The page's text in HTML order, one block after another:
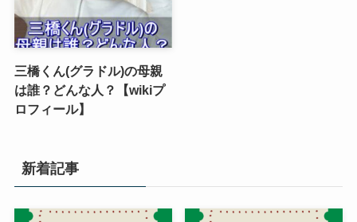
三橋くん(グラドル)の母親
は誰？どんな人？【wikiプ
ロフィール】
新着記事